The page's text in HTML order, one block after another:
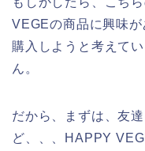
VEGEの商品に興味
購入しようと考えて
ん。
だから、まずは、友
ど、、、HAPPY